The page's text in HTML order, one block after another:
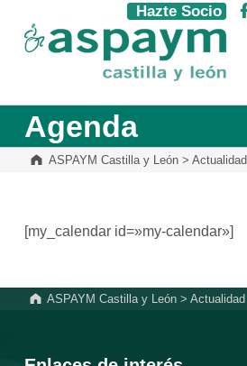
ASPAYM Castilla y León
Hazte Socio
Agenda
ASPAYM Castilla y León> Actualidad
[my_calendar id=»my-calendar»]
ASPAYM Castilla y León >Actualidad